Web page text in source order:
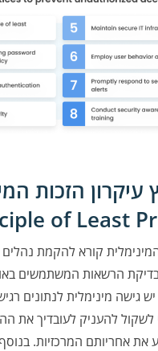
עיקרון הזכות
המינימלית קורא להקמת
הרשאות המשתמשים
גישה מינימלית לנתונים
לשקול להעניק לעובדיך את
את אחריותם המרכזיות.